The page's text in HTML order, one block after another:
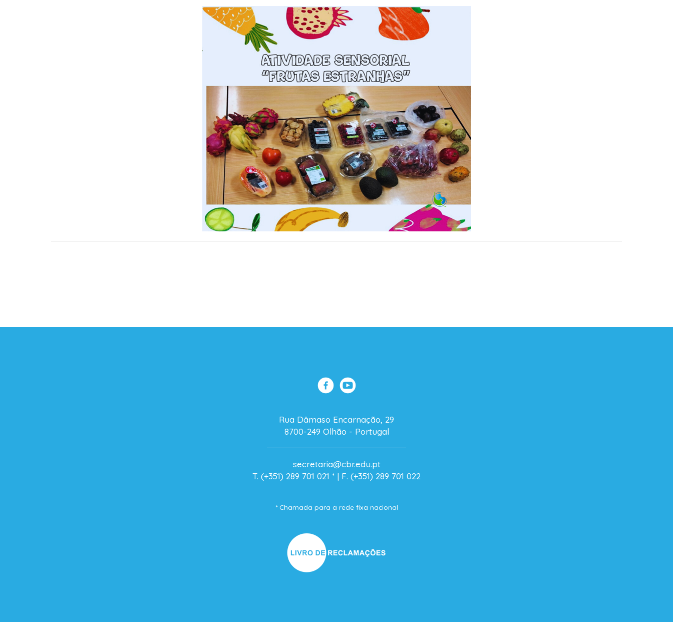
Rua Dâmaso Encarnação, 29
8700-249 Olhão - Portugal
secretaria@cbr.edu.pt
T. (+351) 289 701 021 * | F. (+351) 289 701 022
* Chamada para a rede fixa nacional